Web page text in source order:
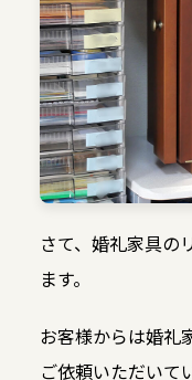
さて、婚礼家具の
ます。
お客様からは婚礼
ご依頼いただいて